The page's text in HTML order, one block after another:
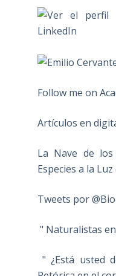
Follow me on
Artículos en
La Nave de
Especies a la
Tweets por
" Naturalistas
" ¿Está usted